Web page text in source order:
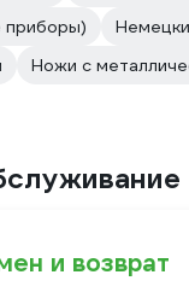
приборы)
Ножи с
и возврат